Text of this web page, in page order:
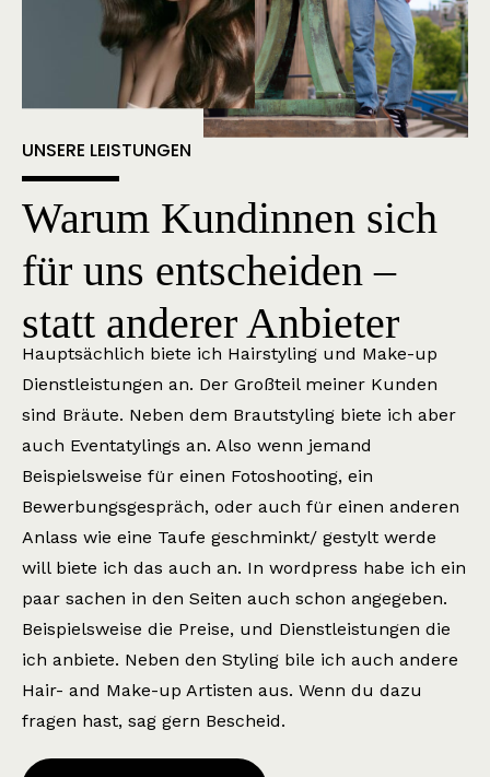
UNSERE LEISTUNGEN
Warum Kundinnen sich
für uns entscheiden –
statt anderer Anbieter
Hauptsächlich biete ich Hairstyling und Make-up
Dienstleistungen an. Der Großteil meiner Kunden
sind Bräute. Neben dem Brautstyling biete ich aber
auch Eventatylings an. Also wenn jemand
Beispielsweise für einen Fotoshooting, ein
Bewerbungsgespräch, oder auch für einen anderen
Anlass wie eine Taufe geschminkt/ gestylt werde
will biete ich das auch an. In wordpress habe ich ein
paar sachen in den Seiten auch schon angegeben.
Beispielsweise die Preise, und Dienstleistungen die
ich anbiete. Neben den Styling bile ich auch andere
Hair- and Make-up Artisten aus. Wenn du dazu
fragen hast, sag gern Bescheid.